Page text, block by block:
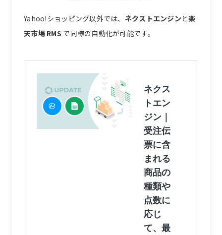
Yahoo!ショッピング以外では、 ネクストエンジンと楽
天市場 RMS で同様の自動化が可能です。